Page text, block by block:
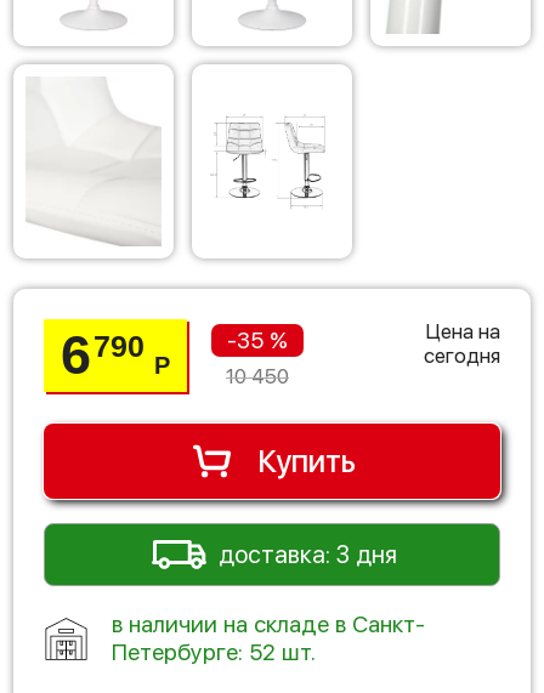
6790
Р
-35 %
10 450
Цена на
сегодня
Купить
доставка: 3 дня
в наличии на складе в Санкт-
Петербурге: 52 шт.